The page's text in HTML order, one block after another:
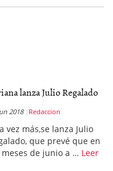
lanza Julio Regalado
2018 Redaccion
vez más,se lanza Julio
que prevé que en
meses de junio a … Leer